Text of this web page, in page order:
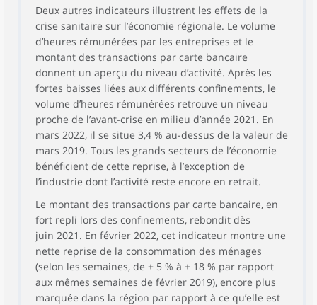
Deux autres indicateurs illustrent les effets de la
crise sanitaire sur l’économie régionale. Le volume
d’heures rémunérées par les entreprises et le
montant des transactions par carte bancaire
donnent un aperçu du niveau d’activité. Après les
fortes baisses liées aux différents confinements, le
volume d’heures rémunérées retrouve un niveau
proche de l’avant-crise en milieu d’année 2021. En
mars 2022, il se situe 3,4 % au-dessus de la valeur de
mars 2019. Tous les grands secteurs de l’économie
bénéficient de cette reprise, à l’exception de
l’industrie dont l’activité reste encore en retrait.
Le montant des transactions par carte bancaire, en
fort repli lors des confinements, rebondit dès
juin 2021. En février 2022, cet indicateur montre une
nette reprise de la consommation des ménages
(selon les semaines, de + 5 % à + 18 % par rapport
aux mêmes semaines de février 2019), encore plus
marquée dans la région par rapport à ce qu’elle est